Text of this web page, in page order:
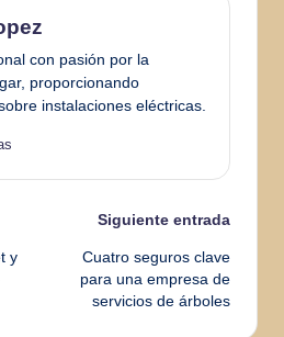
con pasión por la
proporcionando
instalaciones eléctricas.
y
Siguiente entrada
Cuatro seguros clave
para una empresa de
servicios de árboles